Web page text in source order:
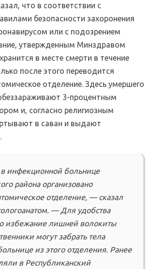
что в соответствии с
безопасности захоронения
или с подозрением
утвержденным Минздравом
в месте смерти в течение
после этого переводится
отделение. Здесь умершего
3-процентным
и, согласно религиозным
в саван и выдают
в инфекционной больнице
района организовано
отделение, — сказал
— Для удобства
избежание лишней волокиты
могут забрать тела
из этого отделения. Ранее
в Республиканский